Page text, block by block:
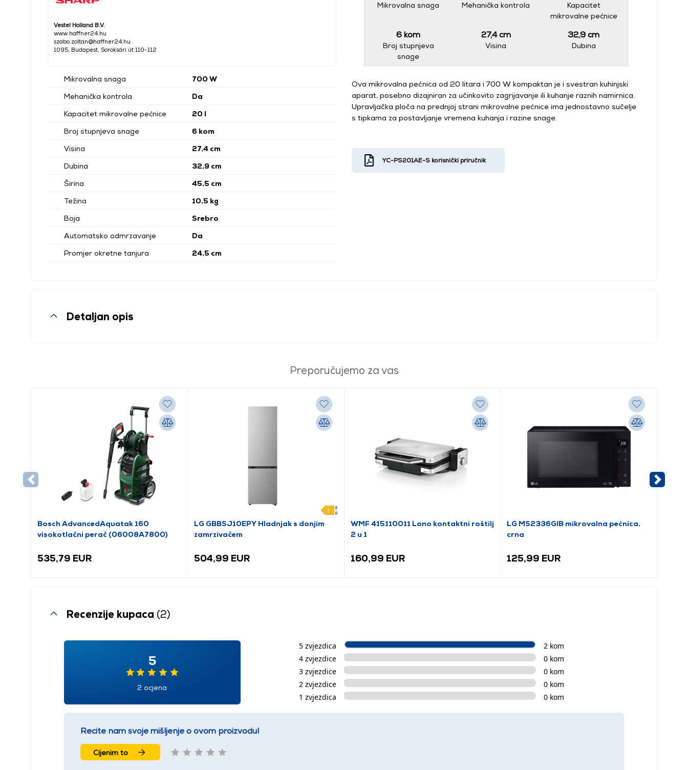
Vestel Holland B.V.
www.haffner24.hu
szabo.zoltan@haffner24.hu
1095, Budapest, Soroksári út 110-112
Mikrovalna snaga
700 W
Mehanička kontrola
Da
Kapacitet mikrovalne pećnice
20 l
Broj stupnjeva snage
6 kom
Visina
27,4 cm
Dubina
32,9 cm
Širina
45,5 cm
Težina
10,5 kg
Boja
Srebro
Automatsko odmrzavanje
Da
Promjer okretne tanjura
24,5 cm
Mikrovalna snaga Mehanička kontrola
Kapacitet
mikrovalne pećnice
6 kom
Broj stupnjeva
snage
27,4 cm
Visina
32,9 cm
Dubina
Ova mikrovalna pećnica od 20 litara i 700 W kompaktan je i svestran kuhinjski
aparat, posebno dizajniran za učinkovito zagrijavanje ili kuhanje raznih namirnica.
Upravljačka ploča na prednjoj strani mikrovalne pećnice ima jednostavno sučelje
s tipkama za postavljanje vremena kuhanja i razine snage.
YC-PS201AE-S korisnički priručnik
Detaljan opis
Preporučujemo za vas
Bosch AdvancedAquatak 160
visokotlačni perač (06008A7800)
535,79 EUR
LG GBBSJ10EPY Hladnjak s donjim
zamrzivačem
504,99 EUR
WMF 415110011 Lono kontaktni roštilj
2 u 1
160,99 EUR
LG MS2336GIB mikrovalna pećnica,
crna
125,99 EUR
Recenzije kupaca (2)
5
2 ocjena
5 zvjezdica
2 kom
4 zvjezdice
0 kom
3 zvjezdice
0 kom
2 zvjezdice
0 kom
1 zvjezdica
0 kom
Recite nam svoje mišljenje o ovom proizvodu!
Cijenim to